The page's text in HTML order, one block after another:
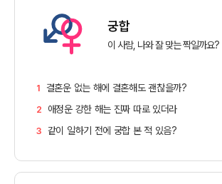
궁합
이 사람, 나와 잘 맞는 짝일까요?
1 결혼운 없는 해에 결혼해도 괜찮을까?
2 애정운 강한 해는 진짜 따로 있더라
3 같이 일하기 전에 궁합 본 적 있음?